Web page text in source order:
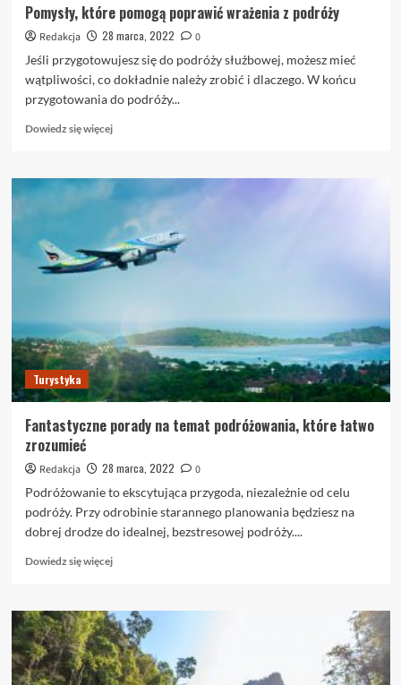
Pomysły, które pomogą poprawić wrażenia z podróży
Redakcja 28 marca, 2022
0
Jeśli przygotowujesz się do podróży służbowej, możesz mieć
wątpliwości, co dokładnie należy zrobić i dlaczego. W końcu
przygotowania do podróży...
Dowiedz się więcejDowiedz
o
Pomysły,
pomogą
poprawić
wrażenia
Turystyka
Fantastyczne porady na temat podróżowania, które łatwo
zrozumieć
Redakcja 28 marca, 2022
0
Podróżowanie to ekscytująca przygoda, niezależnie od celu
podróży. Przy odrobinie starannego planowania będziesz na
dobrej drodze do idealnej, bezstresowej podróży....
Dowiedz się więcejDowiedz
o
Fantastyczne
porady
na
temat